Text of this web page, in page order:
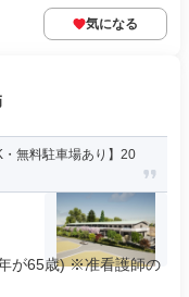
気になる
・無料駐車場あり】20
が65歳) ※准看護師の